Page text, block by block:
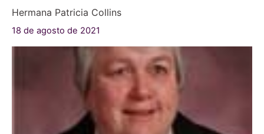
Hermana Patricia Collins
18 de agosto de 2021